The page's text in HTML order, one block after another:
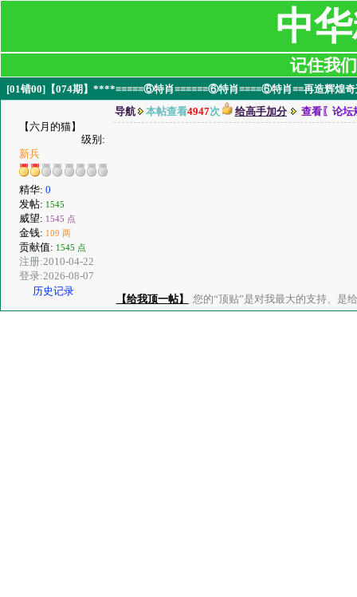
中
记住我
[01错00]【074期】****≡≡≡≡≡⑥特肖≡≡≡≡≡≡⑥特肖≡≡≡≡⑥特肖≡≡再造辉煌奇
【六月的猫】
级别:
新兵
精华: 0
发帖: 1545
威望: 1545 点
金钱: 109 两
贡献值: 1545 点
注册:2010-04-22
登录:2026-08-07
历史记录
导航 本帖查看4947次 给高手加分 查看〖论坛
【给我顶一帖】 您的“顶贴”是对我最大的支持、是